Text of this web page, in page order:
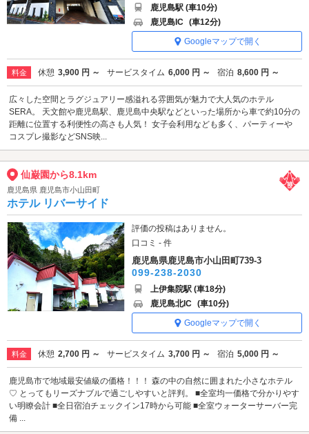
鹿児島駅 (車10分)
鹿児島IC (車12分)
Googleマップで開く
料金 休憩 3,900 円 ～ サービスタイム 6,000 円 ～ 宿泊 8,600 円 ～
広々した空間とラグジュアリー感溢れる雰囲気が魅力で大人気のホテル
SERA。 天文館や鹿児島駅、鹿児島中央駅などといった場所から車で約10分の
距離に位置する利便性の高さも人気！ 女子会利用なども多く、パーティーや
コスプレ撮影などSNS映...
仙巌園から8.1km
鹿児島県 鹿児島市小山田町
ホテル リバーサイド
評価の投稿はありません。
口コミ - 件
鹿児島県鹿児島市小山田町739-3
099-238-2030
上伊集院駅 (車18分)
鹿児島北IC (車10分)
Googleマップで開く
料金 休憩 2,700 円 ～ サービスタイム 3,700 円 ～ 宿泊 5,000 円 ～
鹿児島市で地域最安値級の価格！！！ 森の中の自然に囲まれた小さなホテル
♡ とってもリーズナブルで過ごしやすいと評判。 ■全室均一価格で分かりやす
い明瞭会計 ■全日宿泊チェックイン17時から可能 ■全室ウォーターサーバー完
備 ...